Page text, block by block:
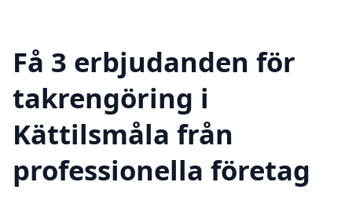
Få 3 erbjudanden för
takrengöring i
Kättilsmåla från
professionella företag